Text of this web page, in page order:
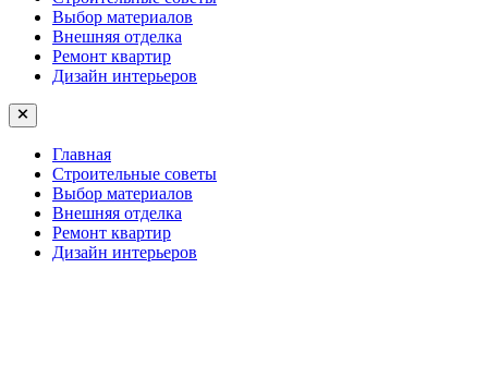
Выбор материалов
Внешняя отделка
Ремонт квартир
Дизайн интерьеров
Главная
Строительные советы
Выбор материалов
Внешняя отделка
Ремонт квартир
Дизайн интерьеров